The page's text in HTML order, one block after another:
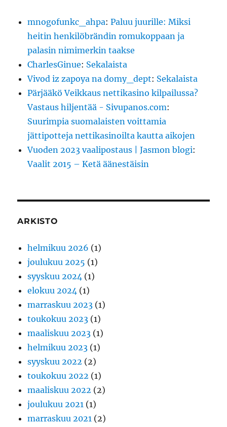
mnogofunkc_ahpa:Paluu juurille: Miksi
heitin henkilöbrändin romukoppaan ja
palasin nimimerkin taakse
CharlesGinue: Sekalaista
Vivod iz zapoya na domy_dept: Sekalaista
Pärjääkö Veikkaus nettikasino kilpailussa?
Vastaus hiljentää - Sivupanos.com:
Suurimpia suomalaisten voittamia
jättipotteja nettikasinoilta kautta aikojen
Vuoden 2023 vaalipostaus | Jasmon blogi:
Vaalit 2015 – Ketä äänestäisin
ARKISTO
helmikuu 2026 (1)
joulukuu 2025 (1)
syyskuu 2024 (1)
elokuu 2024 (1)
marraskuu 2023 (1)
toukokuu 2023 (1)
maaliskuu 2023 (1)
helmikuu 2023 (1)
syyskuu 2022 (2)
toukokuu 2022 (1)
maaliskuu 2022 (2)
joulukuu 2021 (1)
marraskuu 2021 (2)